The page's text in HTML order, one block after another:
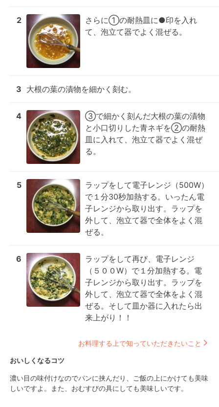
2
さらに①の耐熱皿に●印を入れ
て、泡立て器でよく混ぜる。
3 大根の葉の漬物を細かく刻む。
4
③で細かく刻んだ大根の葉の漬物
と小口切りした青ネギを②の耐熱
皿に入れて、泡立て器でよく混ぜ
る。
5
ラップをして電子レンジ（500W）
で１分30秒加熱する。いったん電
子レンジから取り出す。ラップを
外して、泡立て器で全体をよく混
ぜる。
6
ラップをして再び、電子レンジ
（５００W）で１分加熱する。電
子レンジから取り出す。ラップを
外して、泡立て器で全体をよく混
ぜる。そして皿か器に入れたら出
来上がり！！
お料理する上で知っていただきたいこと
おいしくなるコツ
濃い目の味付けなのでパンに挟んだり、ご飯の上にかけても美味
しいですよ。また、おむすびの具にしても美味しいです。